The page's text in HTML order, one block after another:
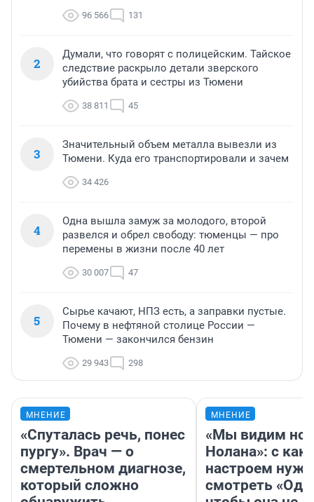
96 566 131
2
Думали, что говорят с полицейским. Тайское
следствие раскрыло детали зверского
убийства брата и сестры из Тюмени
38 811 45
3
Значительный объем металла вывезли из
Тюмени. Куда его транспортировали и зачем
34 426
4
Одна вышла замуж за молодого, второй
развелся и обрел свободу: тюменцы — про
перемены в жизни после 40 лет
30 007 47
5
Сырье качают, НПЗ есть, а заправки пустые.
Почему в нефтяной столице России —
Тюмени — закончился бензин
29 943 298
МНЕНИЕ
«Спуталась речь, понес
пургу». Врач — о
смертельном диагнозе,
который сложно
МНЕНИЕ
«Мы видим
Нолана»: с
настроем
смотреть